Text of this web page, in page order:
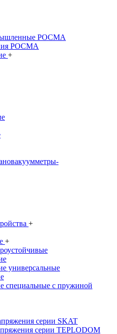
РОСМА
РОСМА
+
+
+
универсальные
специальные с пружиной
серии SKAT
серии TEPLODOM